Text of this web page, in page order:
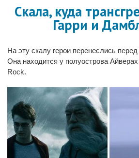
Скала, куда
Гарри и
На эту скалу герои перенеслись
Она находится у полуострова
Rock.